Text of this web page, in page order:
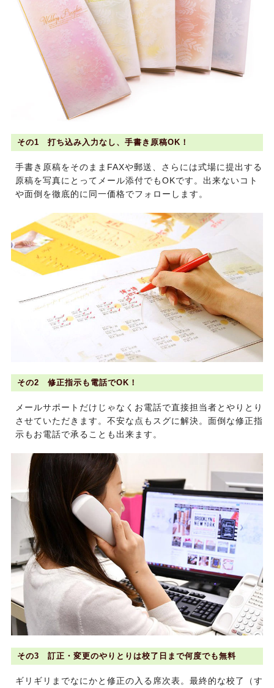
その1 打ち込み入力なし、手書き原稿OK！
手書き原稿をそのままFAXや郵送、さらには式場に提出する
原稿を写真にとってメール添付でもOKです。出来ないコト
や面倒を徹底的に同一価格でフォローします。
その2 修正指示も電話でOK！
メールサポートだけじゃなくお電話で直接担当者とやりとり
させていただきます。不安な点もスグに解決。面倒な修正指
示もお電話で承ることも出来ます。
その3 訂正・変更のやりとりは校了日まで何度でも無料
ギリギリまでなにかと修正の入る席次表。最終的な校了（す